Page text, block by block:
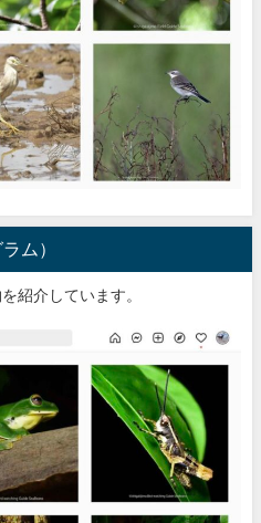
ム）
紹介しています。